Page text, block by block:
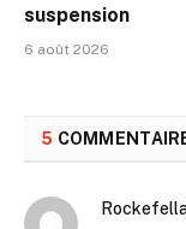
suspension
6 août 2026
5